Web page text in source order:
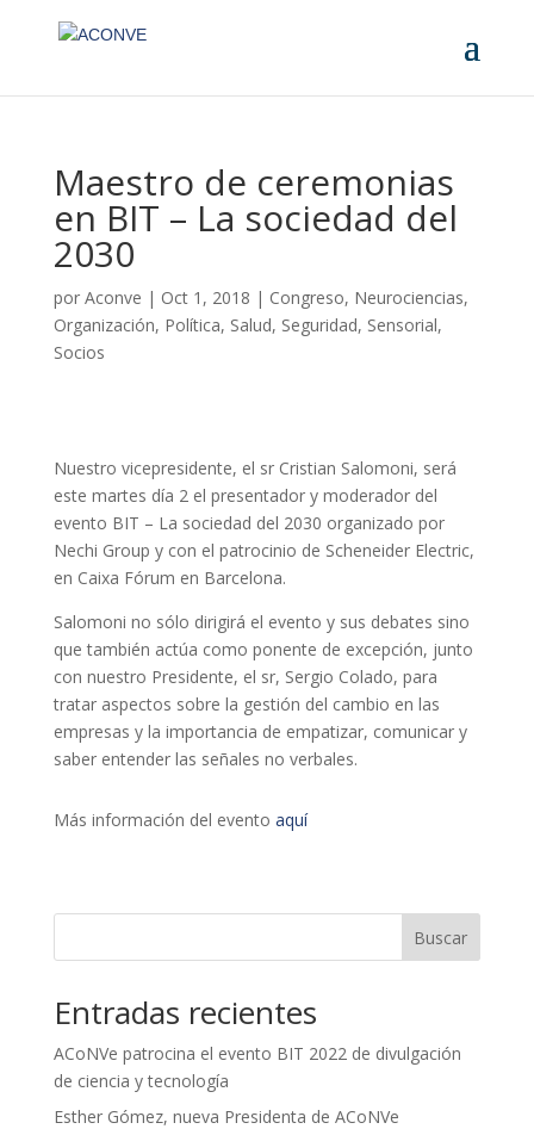
Maestro de ceremonias
en BIT – La sociedad del
2030
por Aconve | Oct 1, 2018 | Congreso, Neurociencias,
Organización, Política, Salud, Seguridad, Sensorial,
Socios
Nuestro vicepresidente, el sr Cristian Salomoni, será
este martes día 2 el presentador y moderador del
evento BIT – La sociedad del 2030 organizado por
Nechi Group y con el patrocinio de Scheneider Electric,
en Caixa Fórum en Barcelona.
Salomoni no sólo dirigirá el evento y sus debates sino
que también actúa como ponente de excepción, junto
con nuestro Presidente, el sr, Sergio Colado, para
tratar aspectos sobre la gestión del cambio en las
empresas y la importancia de empatizar, comunicar y
saber entender las señales no verbales.
Más información del evento aquí
Buscar
Entradas recientes
ACoNVe patrocina el evento BIT 2022 de divulgación
de ciencia y tecnología
Esther Gómez, nueva Presidenta de ACoNVe